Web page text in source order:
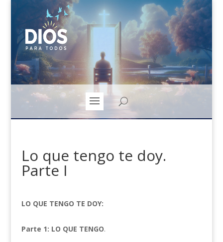
Lo que tengo te doy.
Parte I
LO QUE TENGO TE DOY:
Parte 1: LO QUE TENGO.